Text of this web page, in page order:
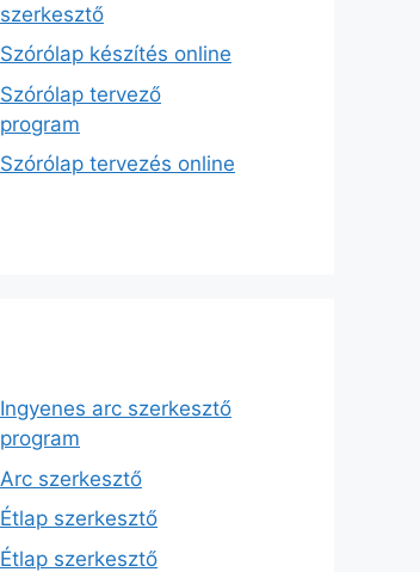
szerkesztő
Szórólap készítés online
Szórólap tervező
program
Szórólap tervezés online
Ingyenes arc szerkesztő
program
Arc szerkesztő
Étlap szerkesztő
Étlap szerkesztő